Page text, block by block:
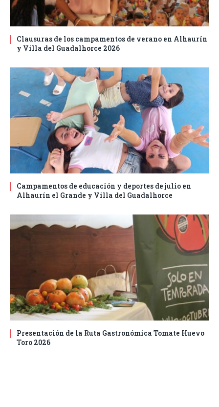
Clausuras de los campamentos de verano en Alhaurín
y Villa del Guadalhorce 2026
Campamentos de educación y deportes de julio en
Alhaurín el Grande y Villa del Guadalhorce
Presentación de la Ruta Gastronómica Tomate Huevo
Toro 2026